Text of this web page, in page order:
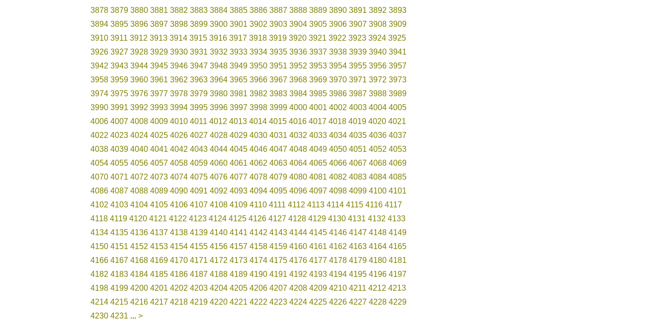
3878 3879 3880 3881 3882 3883 3884 3885 3886 3887 3888 3889 3890 3891 3892 3893
3894 3895 3896 3897 3898 3899 3900 3901 3902 3903 3904 3905 3906 3907 3908 3909
3910 3911 3912 3913 3914 3915 3916 3917 3918 3919 3920 3921 3922 3923 3924 3925
3926 3927 3928 3929 3930 3931 3932 3933 3934 3935 3936 3937 3938 3939 3940 3941
3942 3943 3944 3945 3946 3947 3948 3949 3950 3951 3952 3953 3954 3955 3956 3957
3958 3959 3960 3961 3962 3963 3964 3965 3966 3967 3968 3969 3970 3971 3972 3973
3974 3975 3976 3977 3978 3979 3980 3981 3982 3983 3984 3985 3986 3987 3988 3989
3990 3991 3992 3993 3994 3995 3996 3997 3998 3999 4000 4001 4002 4003 4004 4005
4006 4007 4008 4009 4010 4011 4012 4013 4014 4015 4016 4017 4018 4019 4020 4021
4022 4023 4024 4025 4026 4027 4028 4029 4030 4031 4032 4033 4034 4035 4036 4037
4038 4039 4040 4041 4042 4043 4044 4045 4046 4047 4048 4049 4050 4051 4052 4053
4054 4055 4056 4057 4058 4059 4060 4061 4062 4063 4064 4065 4066 4067 4068 4069
4070 4071 4072 4073 4074 4075 4076 4077 4078 4079 4080 4081 4082 4083 4084 4085
4086 4087 4088 4089 4090 4091 4092 4093 4094 4095 4096 4097 4098 4099 4100 4101
4102 4103 4104 4105 4106 4107 4108 4109 4110 4111 4112 4113 4114 4115 4116 4117
4118 4119 4120 4121 4122 4123 4124 4125 4126 4127 4128 4129 4130 4131 4132 4133
4134 4135 4136 4137 4138 4139 4140 4141 4142 4143 4144 4145 4146 4147 4148 4149
4150 4151 4152 4153 4154 4155 4156 4157 4158 4159 4160 4161 4162 4163 4164 4165
4166 4167 4168 4169 4170 4171 4172 4173 4174 4175 4176 4177 4178 4179 4180 4181
4182 4183 4184 4185 4186 4187 4188 4189 4190 4191 4192 4193 4194 4195 4196 4197
4198 4199 4200 4201 4202 4203 4204 4205 4206 4207 4208 4209 4210 4211 4212 4213
4214 4215 4216 4217 4218 4219 4220 4221 4222 4223 4224 4225 4226 4227 4228 4229
4230 4231 ... >